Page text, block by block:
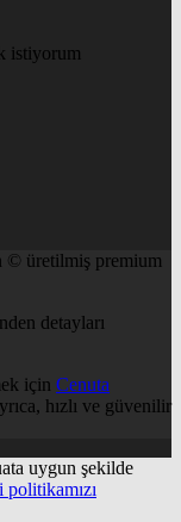
istiyorum
© üretilmiş premium
detayları
için Cenuta
hızlı ve güvenilir
uygun şekilde
politikamızı